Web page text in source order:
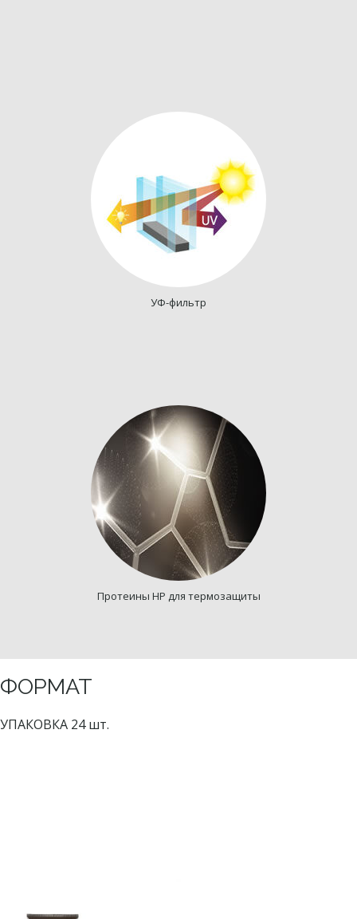
УФ-фильтр
Протеины HP для термозащиты
ФОРМАТ
УПАКОВКА 24 шт.